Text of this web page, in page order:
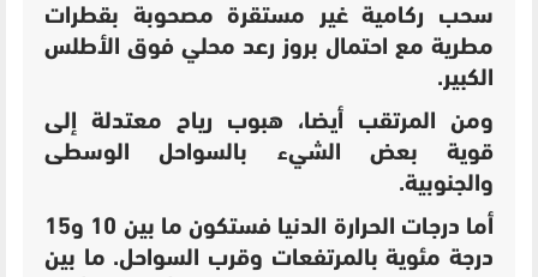
سحب ركامية غير مستقرة مصحوبة بقطرات
مطرية مع احتمال بروز رعد محلي فوق الأطلس
الكبير.
ومن المرتقب أيضا، هبوب رياح معتدلة إلى
قوية بعض الشيء بالسواحل الوسطى
والجنوبية.
أما درجات الحرارة الدنيا فستكون ما بين 10 و15
درجة مئوية بالمرتفعات وقرب السواحل. ما بين